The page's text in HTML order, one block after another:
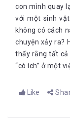
con mình quay
với một sinh
không có cách
chuyện xảy ra?
thấy rằng tất cả
“có ích” ở một
Like